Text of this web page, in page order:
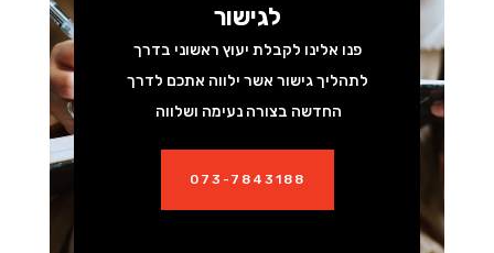
לגישור
פנו אלינו לקבלת יעוץ ראשוני בדרך
לתהליך גישור אשר ילווה אתכם לדרך
החדשה בצורה נעימה ושלווה
073-7843188